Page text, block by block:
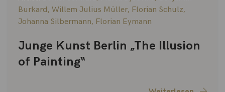
Burkard, Willem Julius Müller, Florian Schulz,
Johanna Silbermann, Florian Eymann
Junge Kunst Berlin „The Illusion
of Painting“